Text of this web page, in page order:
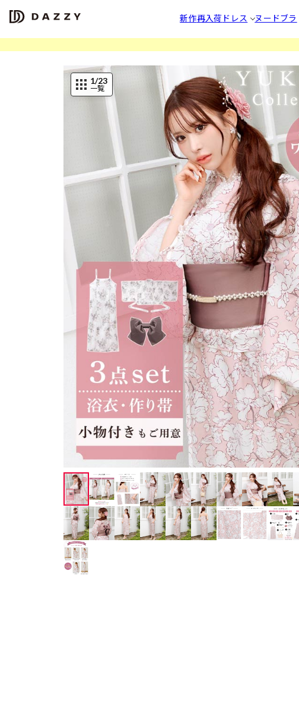
新作再入荷 ドレス ヌードブラ
1/23
一覧